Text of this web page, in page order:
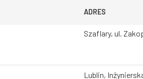
ADRES
Szaflary, ul.
Lublin,